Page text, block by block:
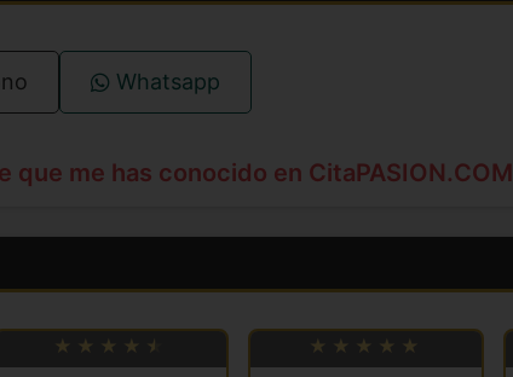
Whatsapp
me has conocido en CitaPASION.COM